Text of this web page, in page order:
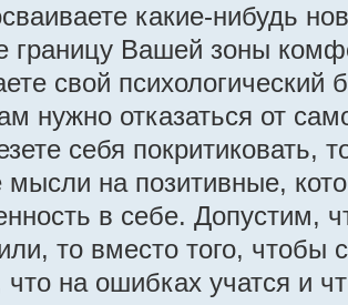
какие-нибудь
границу Вашей зоны
свой психологический
нужно отказаться от
себя покритиковать,
мысли на позитивные,
в себе. Допустим,
то вместо того, чтобы
что на ошибках учатся и